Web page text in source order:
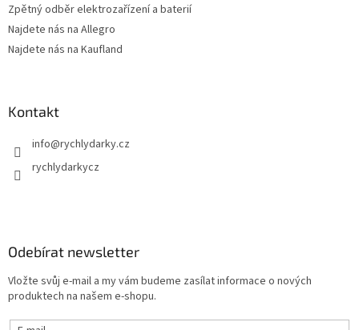
Zpětný odběr elektrozařízení a baterií
Najdete nás na Allegro
Najdete nás na Kaufland
Kontakt
info@rychlydarky.cz
rychlydarkycz
Odebírat newsletter
Vložte svůj e-mail a my vám budeme zasílat informace o nových
produktech na našem e-shopu.